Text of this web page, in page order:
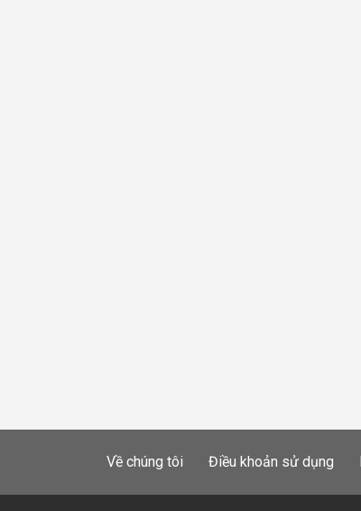
Về chúng tôi Điều khoản sử dụng